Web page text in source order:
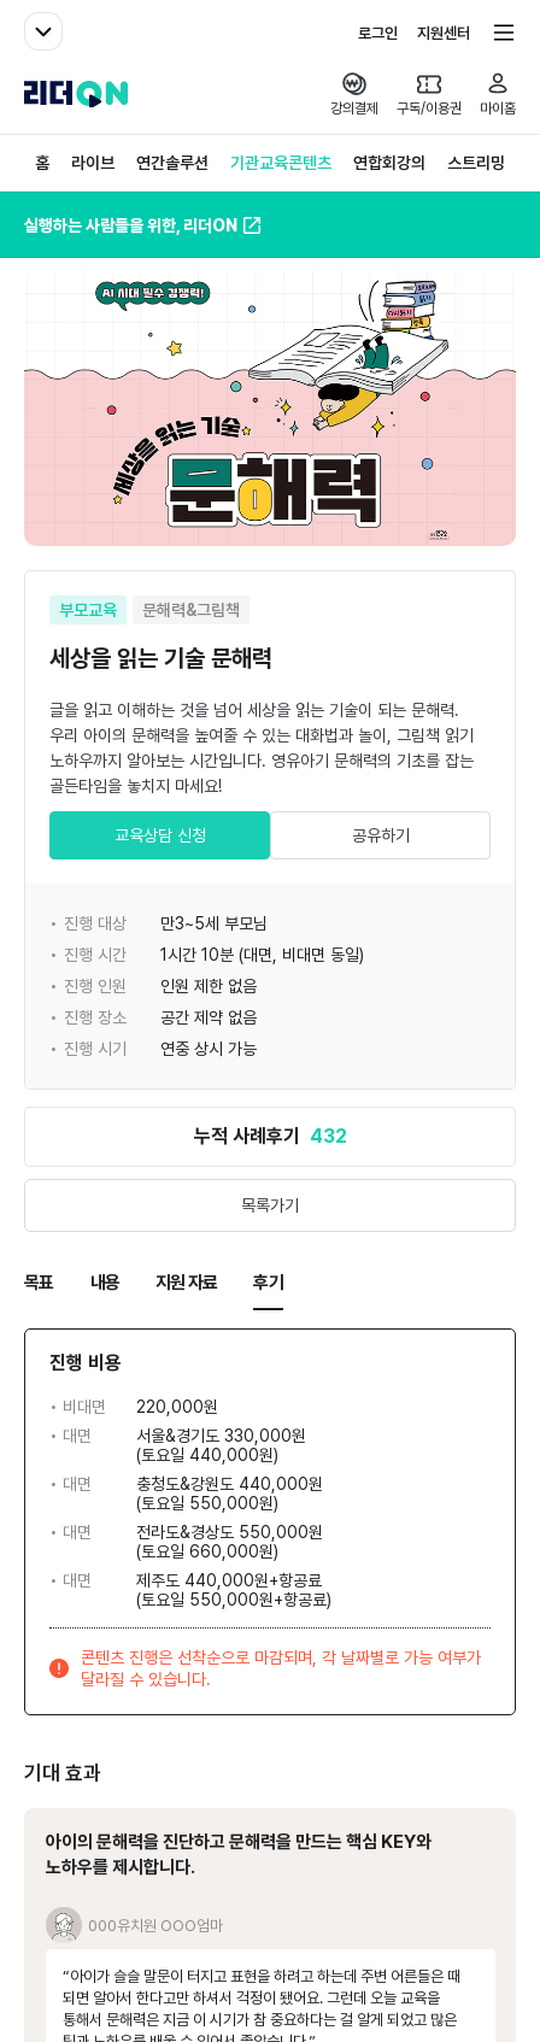
패밀리사이트
로그인 지원센터
리더ON
강의결제 구독/이용권 마이홈
홈 라이브 연간솔루션 기관교육콘텐츠 연합회강의 스트리밍
실행하는 사람들을 위한, 리더ON
부모교육 문해력&그림책
세상을 읽는 기술 문해력
글을 읽고 이해하는 것을 넘어 세상을 읽는 기술이 되는 문해력.
우리 아이의 문해력을 높여줄 수 있는 대화법과 놀이, 그림책 읽기
노하우까지 알아보는 시간입니다. 영유아기 문해력의 기초를 잡는
골든타임을 놓치지 마세요!
교육상담 신청 공유하기
진행 대상
만3~5세 부모님
진행 시간
1시간 10분 (대면, 비대면 동일)
진행 인원
인원 제한 없음
진행 장소
공간 제약 없음
진행 시기
연중 상시 가능
누적 사례후기 432
목록가기
목표 내용 지원 자료 후기
진행 비용
• 비대면
220,000원
• 대면
서울&경기도 330,000원
(토요일 440,000원)
• 대면
충청도&강원도 440,000원
(토요일 550,000원)
• 대면
전라도&경상도 550,000원
(토요일 660,000원)
• 대면
제주도 440,000원+항공료
(토요일 550,000원+항공료)
콘텐츠 진행은 선착순으로 마감되며, 각 날짜별로 가능 여부가
달라질 수 있습니다.
기대 효과
아이의 문해력을 진단하고 문해력을 만드는 핵심 KEY와
노하우를 제시합니다.
000유치원 OOO엄마
“아이가 슬슬 말문이 터지고 표현을 하려고 하는데 주변 어른들은 때
되면 알아서 한다고만 하셔서 걱정이 됐어요. 그런데 오늘 교육을
통해서 문해력은 지금 이 시기가 참 중요하다는 걸 알게 되었고 많은